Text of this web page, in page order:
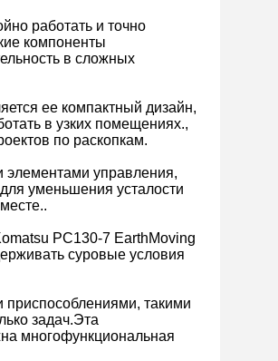
работать и точно
компоненты
в сложных
ее компактный дизайн,
в узких помещениях.,
по раскопкам.
элементами управления,
уменьшения усталости
PC130-7 EarthMoving
суровые условия
такими
задач.Эта
многофункциональная